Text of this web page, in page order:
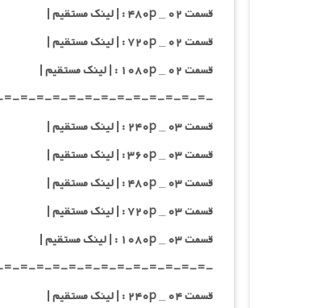
قسمت ۰۲ _ ۴۸۰p : | لینک مستقیم |
قسمت ۰۲ _ ۷۲۰p : | لینک مستقیم |
قسمت ۰۲ _ ۱۰۸۰p : | لینک مستقیم |
=-=-=-=-=-=-=-=-=-=-=-=-
قسمت ۰۳ _ ۲۴۰p : | لینک مستقیم |
قسمت ۰۳ _ ۳۶۰p : | لینک مستقیم |
قسمت ۰۳ _ ۴۸۰p : | لینک مستقیم |
قسمت ۰۳ _ ۷۲۰p : | لینک مستقیم |
قسمت ۰۳ _ ۱۰۸۰p : | لینک مستقیم |
=-=-=-=-=-=-=-=-=-=-=-=-
قسمت ۰۴ _ ۲۴۰p : | لینک مستقیم |